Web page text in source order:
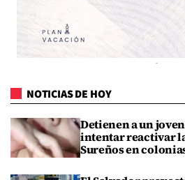
NOTICIAS DE HOY
Detienen a un
intentar reactivar
Sureños en